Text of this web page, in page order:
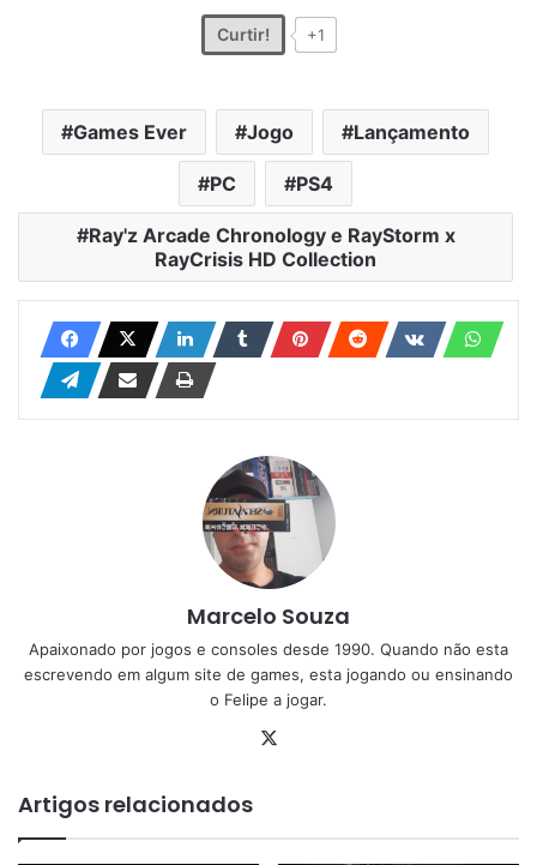
Curtir! +1
Games Ever Jogo Lançamento
PC PS4
Ray'z Arcade Chronology e RayStorm x
RayCrisis HD Collection
Marcelo Souza
Apaixonado por jogos e consoles desde 1990. Quando não esta
escrevendo em algum site de games, esta jogando ou ensinando
o Felipe a jogar.
Artigos relacionados